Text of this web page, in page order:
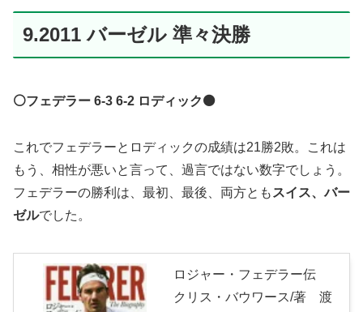
9.2011 バーゼル 準々決勝
⚪️フェデラー 6-3 6-2 ロディック⚫️
これでフェデラーとロディックの成績は21勝2敗。これは
もう、相性が悪いと言って、過言ではない数字でしょう。
フェデラーの勝利は、最初、最後、両方とも スイス、バー
ゼルでした。
ロジャー・フェデラー伝
クリス・バウワース/著 渡